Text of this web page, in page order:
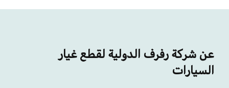
عن شركة رفرف الدولية لقطع غيار
السيارات